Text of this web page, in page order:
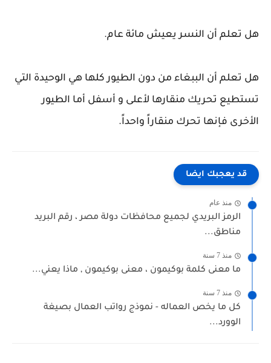
هل تعلم أن النسر يعيش مائة عام.
هل تعلم أن الببغاء من دون الطيور كلها هي الوحيدة التي
تستطيع تحريك منقارها لأعلى و أسفل أما الطيور
الأخرى فإنها تحرك منقاراً واحداً.
قد يعجبك ايضا
منذ عام
الرمز البريدي لجميع محافظات دولة مصر ، رقم البريد
مناطق...
منذ 7 سنة
ما معنى كلمة بوكيمون ، معنى بوكيمون , ماذا يعني...
منذ 7 سنة
كل ما يخص العماله - نموذج رواتب العمال بصيغة
الوورد...